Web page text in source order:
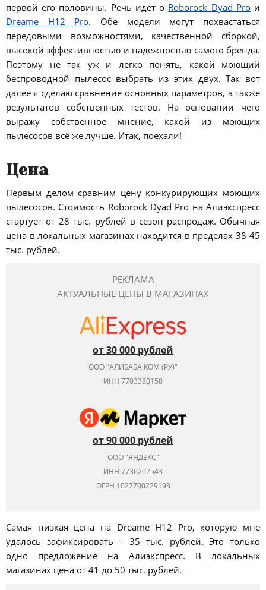
первой его половины. Речь идёт о Roborock Dyad Proи
Dreame H12 Pro. Обе модели могут похвастаться
передовыми возможностями, качественной сборкой,
высокой эффективностью и надежностью самого бренда.
Поэтому не так уж и легко понять, какой моющий
беспроводной пылесос выбрать из этих двух. Так вот
далее я сделаю сравнение основных параметров, а также
результатов собственных тестов. На основании чего
выражу собственное мнение, какой из моющих
пылесосов всё же лучше. Итак, поехали!
Цена
Первым делом сравним цену конкурирующих моющих
пылесосов. Стоимость Roborock Dyad Pro на Алиэкспресс
стартует от 28 тыс. рублей в сезон распродаж. Обычная
цена в локальных магазинах находится в пределах 38-45
тыс. рублей.
РЕКЛАМА
АКТУАЛЬНЫЕ ЦЕНЫ В МАГАЗИНАХ
от 30 000 рублей
ООО "АЛИБАБА.КОМ (РУ)"
ИНН 7703380158
от 90 000 рублей
ООО "ЯНДЕКС"
ИНН 7736207543
ОГРН 1027700229193
Самая низкая цена на Dreame H12 Pro, которую мне
удалось зафиксировать – 35 тыс. рублей. Это только
одно предложение на Алиэкспресс. В локальных
магазинах цена от 41 до 50 тыс. рублей.